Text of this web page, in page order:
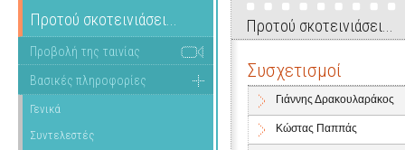
Προτού σκοτεινιάσει...
Προβολή της ταινίας
Βασικές πληροφορίες
Γενικά
Συντελεστές
Προτού σκοτεινιάσει...
Συσχετισμοί
Γιάννης Δρακουλαράκος
Κώστας Παππάς